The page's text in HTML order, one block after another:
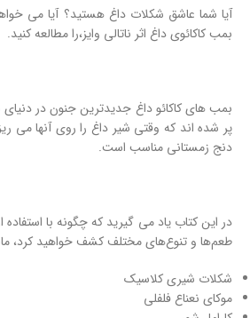
آیا شما عاشق شکلات داغ هستید؟ آیا می
بمب کاکائوی داغ اثر ناتالی وایز،را مطالعه کنید.
بمب های کاکائو داغ جدیدترین جنون در دنیای
پر شده اند که وقتی شیر داغ را روی آنها
دنج زمستانی مناسب است.
طعم‌ها و تنوع‌های مختلف کشف خواهید کرد،
شکلات شیری کلاسیک
موکای نعناع فلفلی